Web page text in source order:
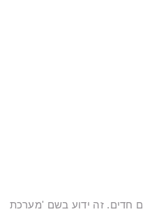
חדים. זה ידוע בשם 'מערכת